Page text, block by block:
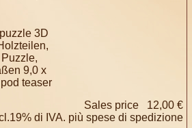
3D
9,0 x
teaser
Sales price
12,00 €
di IVA. più spese di spedizione